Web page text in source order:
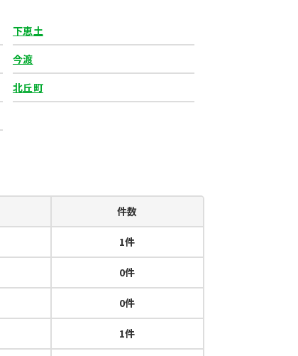
下恵土
今渡
北丘町
件数
1件
0件
0件
1件